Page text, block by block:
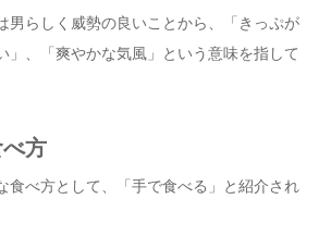
男らしく威勢の良いことから、「きっぷが
」、「爽やかな気風」という意味を指して
方
食べ方として、「手で食べる」と紹介され